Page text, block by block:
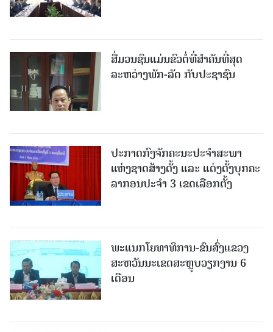
ສື່ມວນຊົນແມ່ນຂົວຕໍ່ທີ່ສໍາຄັນທີ່ສຸດ
ລະຫວ່າງພັກ-ລັດ ກັບປະຊາຊົນ
ປະກາດກົງຈັກຄະນະປະຈໍາສະພາ
ແຫ່ງຊາດສ້າງຕັ້ງ ແລະ ແຕ່ງຕັ້ງບຸກຄະ
ລາກອນປະຈໍາ 3 ເຂດເລືອກຕັ້ງ
ພະແນກໂຍທາທິການ-ຂົນສົ່ງແຂວງ
ສະຫວັນນະເຂດສະຫຼຸບວຽກງານ 6
ເດືອນ